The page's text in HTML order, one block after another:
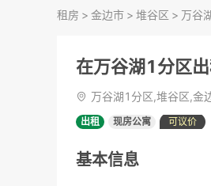
租房 > 金边市 > 堆谷区 > 万谷
在万谷湖1分区
万谷湖1分区,堆谷区,金
出租 现房公寓 可议价
基本信息